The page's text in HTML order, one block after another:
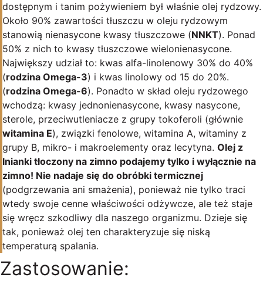
dostępnym i tanim pożywieniem był właśnie olej rydzowy.
Około 90% zawartości tłuszczu w oleju rydzowym
stanowią nienasycone kwasy tłuszczowe (NNKT). Ponad
50% z nich to kwasy tłuszczowe wielonienasycone.
Największy udział to: kwas alfa-linolenowy 30% do 40%
(rodzina Omega-3) i kwas linolowy od 15 do 20%.
(rodzina Omega-6). Ponadto w skład oleju rydzowego
wchodzą: kwasy jednonienasycone, kwasy nasycone,
sterole, przeciwutleniacze z grupy tokoferoli (głównie
witamina E), związki fenolowe, witamina A, witaminy z
grupy B, mikro- i makroelementy oraz lecytyna. Olej z
lnianki tłoczony na zimno podajemy tylko i wyłącznie na
zimno! Nie nadaje się do obróbki termicznej
(podgrzewania ani smażenia), ponieważ nie tylko traci
wtedy swoje cenne właściwości odżywcze, ale też staje
się wręcz szkodliwy dla naszego organizmu. Dzieje się
tak, ponieważ olej ten charakteryzuje się niską
temperaturą spalania.
Zastosowanie: